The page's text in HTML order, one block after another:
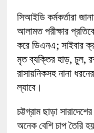
সিআইডি কর্মকর্তারা
আলামত পরীক্ষার
করে ডিএনএ; সাইবার
মৃত ব্যক্তির হাড়, চুল,
রাসায়নিকসহ নানা
ল্যাবে।
চট্টগ্রাম ছাড়া
অনেক বেশি চাপ তৈরি